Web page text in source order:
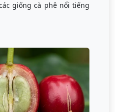
giống cà phê nổi tiếng